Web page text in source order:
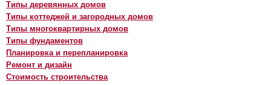
Типы деревянных домов
Типы коттеджей и загородных домов
Типы многоквартирных домов
Типы фундаментов
Планировка и перепланировка
Ремонт и дизайн
Стоимость строительства